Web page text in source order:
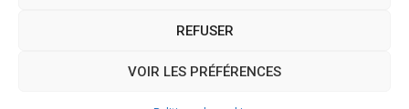
REFUSER
VOIR LES PRÉFÉRENCES
(sites internet de collectivités &